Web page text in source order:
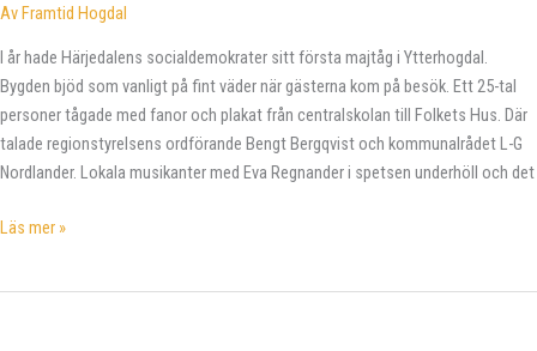
AvFramtid Hogdal
I år hade Härjedalens socialdemokrater sitt första majtåg i Ytterhogdal.
Bygden bjöd som vanligt på fint väder när gästerna kom på besök. Ett 25-tal
personer tågade med fanor och plakat från centralskolan till Folkets Hus. Där
talade regionstyrelsens ordförande Bengt Bergqvist och kommunalrådet L-G
Nordlander. Lokala musikanter med Eva Regnander i spetsen underhöll och det
Första
Läs mer »